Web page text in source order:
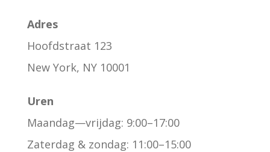
Adres
Hoofdstraat 123
New York, NY 10001
Uren
Maandag—vrijdag: 9:00–17:00
Zaterdag & zondag: 11:00–15:00